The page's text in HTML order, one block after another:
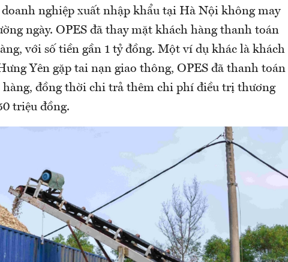
nghiệp xuất nhập khẩu tại Hà Nội không may
ngày. OPES đã thay mặt khách hàng thanh toán
với số tiền gần 1 tỷ đồng. Một ví dụ khác là khách
Yên gặp tai nạn giao thông, OPES đã thanh toán
hàng, đồng thời chi trả thêm chi phí điều trị thương
triệu đồng.